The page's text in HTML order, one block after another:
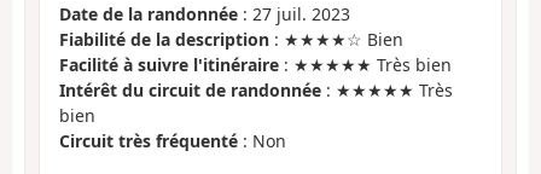
Date de la randonnée : 27 juil. 2023
Fiabilité de la description : ★★★★☆ Bien
Facilité à suivre l'itinéraire : ★★★★★ Très bien
Intérêt du circuit de randonnée : ★★★★★ Très
bien
Circuit très fréquenté : Non